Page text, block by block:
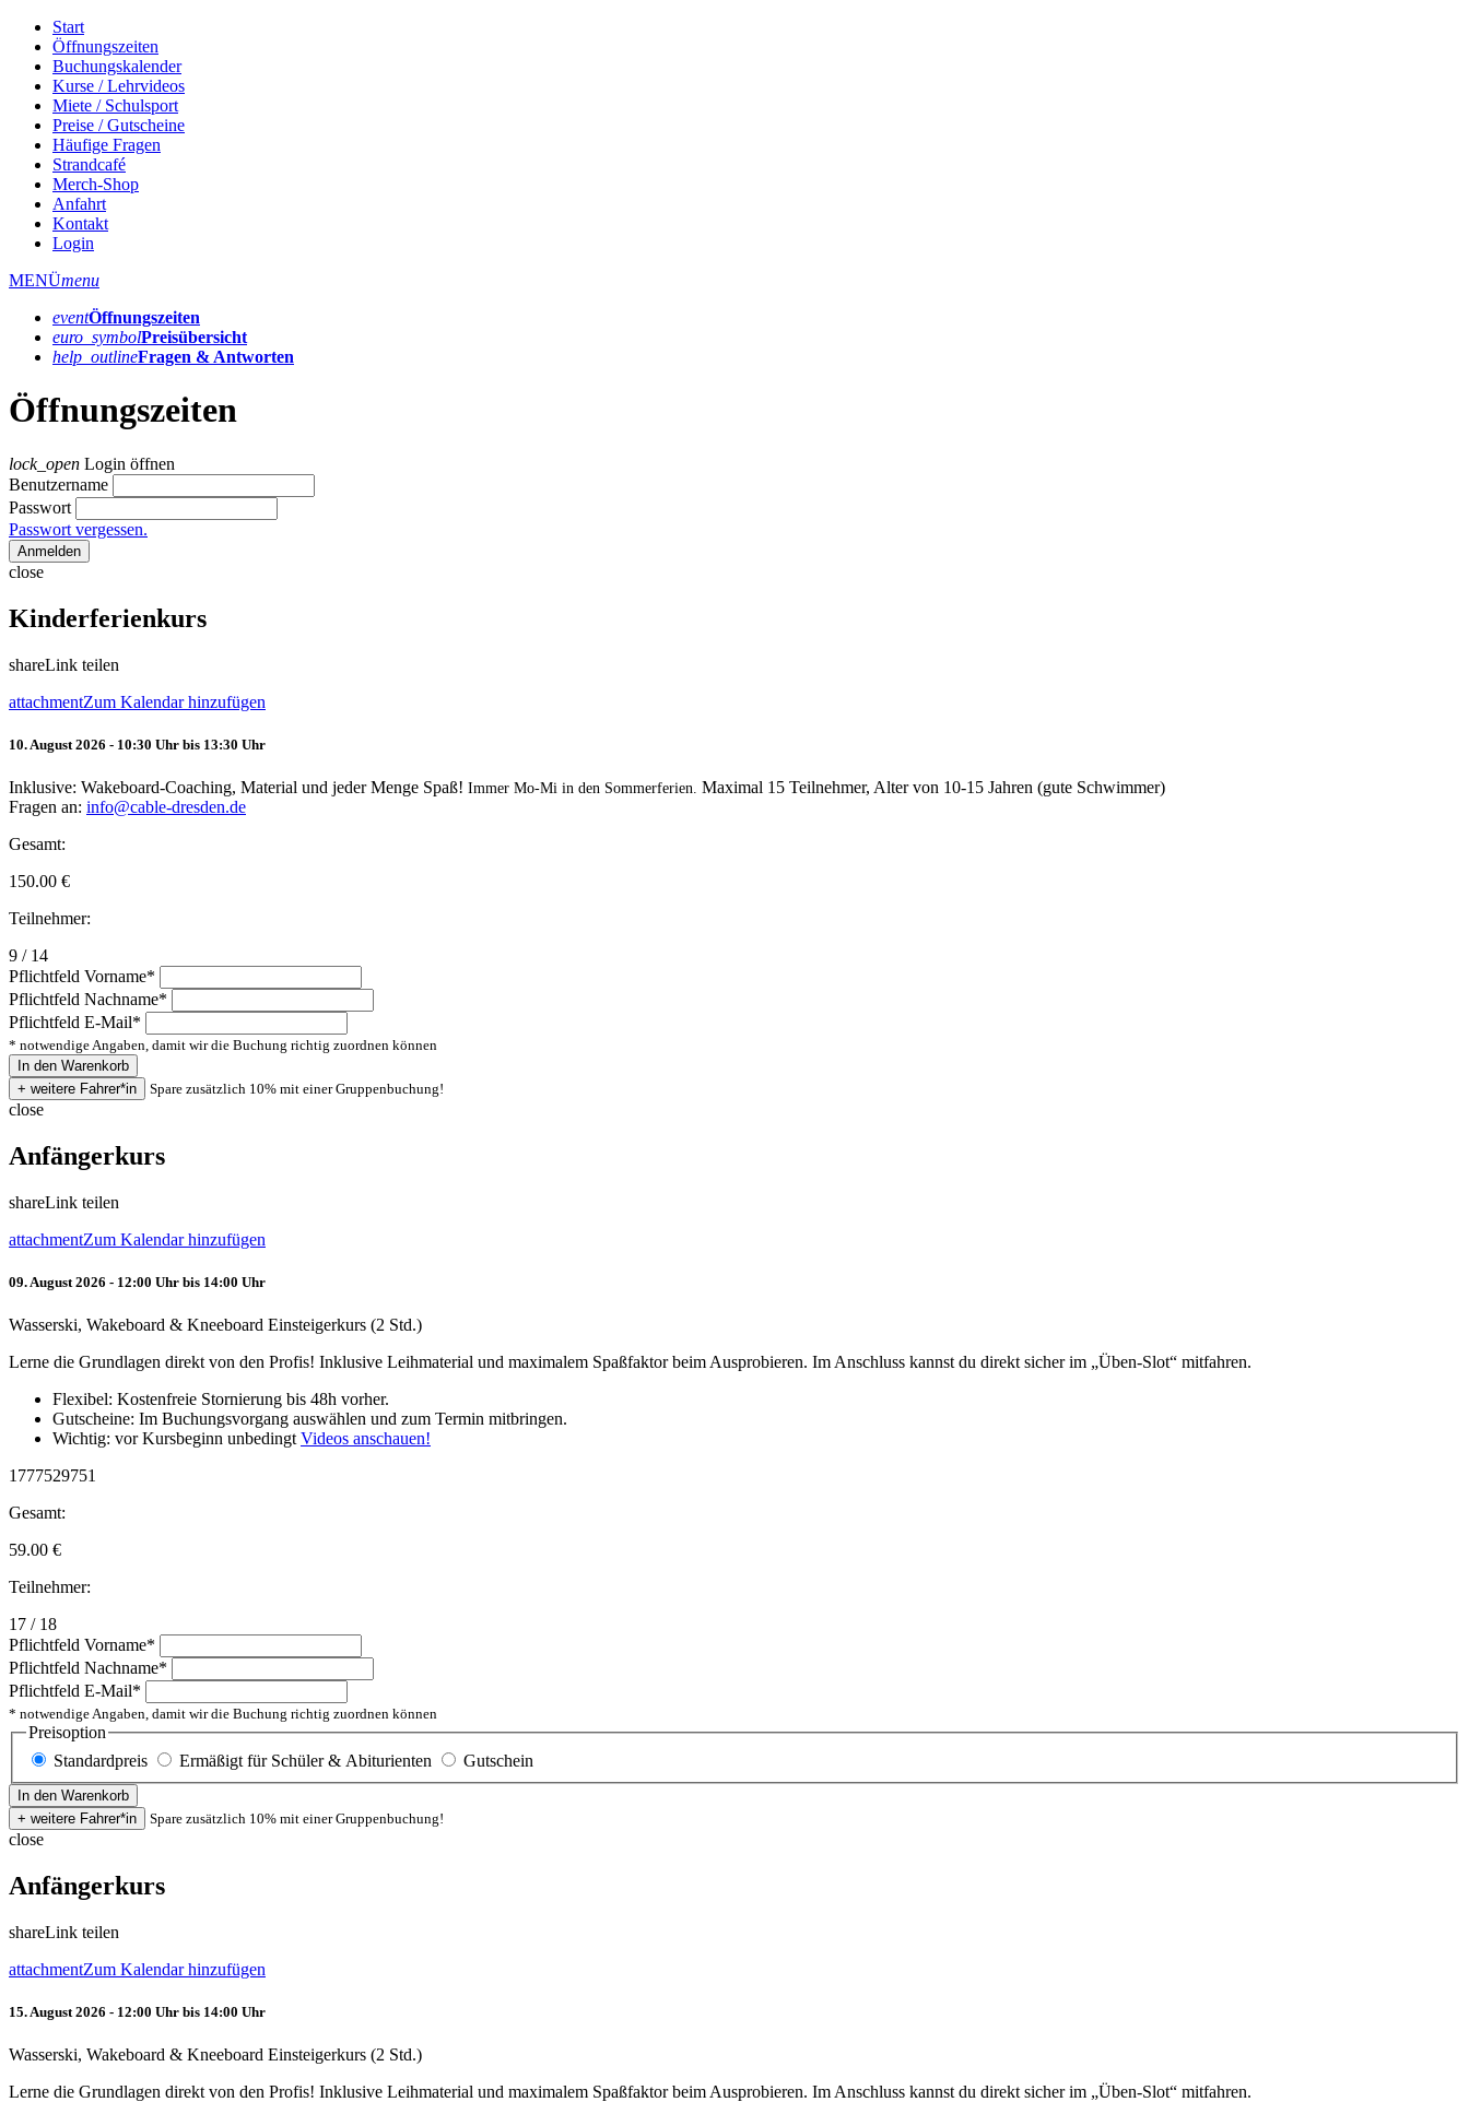
Start
Öffnungszeiten
Buchungskalender
Kurse / Lehrvideos
Miete / Schulsport
Preise / Gutscheine
Häufige Fragen
Strandcafé
Merch-Shop
Anfahrt
Kontakt
Login
MENÜmenu
eventÖffnungs­zeiten
euro_symbolPreis­übersicht
help_outlineFragen & Antworten
Öffnungszeiten
lock_open Login öffnen
Benutzername
Passwort
Passwort vergessen.
Anmelden
close
Kinderferienkurs
shareLink teilen
attachmentZum Kalendar hinzufügen
10. August 2026 - 10:30 Uhr bis 13:30 Uhr
Inklusive: Wakeboard-Coaching, Material und jeder Menge Spaß! Immer Mo-Mi in den Sommerferien. Maximal 15 Teilnehmer, Alter von 10-15 Jahren (gute Schwimmer)
Fragen an: info@cable-dresden.de
Gesamt:
150.00 €
Teilnehmer:
9 / 14
Pflichtfeld Vorname*
Pflichtfeld Nachname*
Pflichtfeld E-Mail*
* notwendige Angaben, damit wir die Buchung richtig zuordnen können
Spare zusätzlich 10% mit einer Gruppenbuchung!
close
Anfängerkurs
shareLink teilen
attachmentZum Kalendar hinzufügen
09. August 2026 - 12:00 Uhr bis 14:00 Uhr
Wasserski, Wakeboard & Kneeboard Einsteigerkurs (2 Std.)
Lerne die Grundlagen direkt von den Profis! Inklusive Leihmaterial und maximalem Spaßfaktor beim Ausprobieren. Im Anschluss kannst du direkt sicher im „Üben-Slot“ mitfahren.
Flexibel: Kostenfreie Stornierung bis 48h vorher.
Gutscheine: Im Buchungsvorgang auswählen und zum Termin mitbringen.
Wichtig: vor Kursbeginn unbedingt Videos anschauen!
1777529751
Gesamt:
59.00 €
Teilnehmer:
17 / 18
Pflichtfeld Vorname*
Pflichtfeld Nachname*
Pflichtfeld E-Mail*
* notwendige Angaben, damit wir die Buchung richtig zuordnen können
Preisoption
Standardpreis
Ermäßigt für Schüler & Abiturienten Gutschein
Spare zusätzlich 10% mit einer Gruppenbuchung!
close
Anfängerkurs
shareLink teilen
attachmentZum Kalendar hinzufügen
15. August 2026 - 12:00 Uhr bis 14:00 Uhr
Wasserski, Wakeboard & Kneeboard Einsteigerkurs (2 Std.)
Lerne die Grundlagen direkt von den Profis! Inklusive Leihmaterial und maximalem Spaßfaktor beim Ausprobieren. Im Anschluss kannst du direkt sicher im „Üben-Slot“ mitfahren.